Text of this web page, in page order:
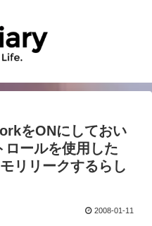
をONにしておい
ールを使用した
リリークするらし
2008-01-11